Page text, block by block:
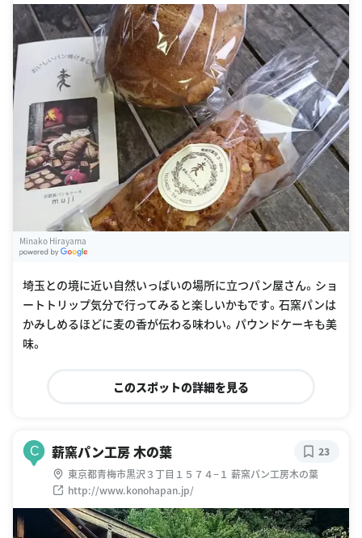
Minako Hirayama
埼玉との境に近い自然いっぱいの場所に立つパン屋さん。ショ
ートトリップ気分で行ってみると楽しいかもです。石窯パンは
かみしめるほどに麦の香が伝わる味わい。パウンドケーキも美
味。
このスポットの詳細を見る
C 薪窯パン工房 木の葉
東京都青梅市黒沢３丁目１５７４−１ 薪窯パン工房木の葉
http://www.konohapan.jp/
23